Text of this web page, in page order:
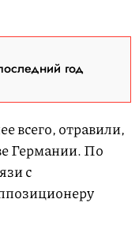
год
всего, отравили,
Германии. По
с